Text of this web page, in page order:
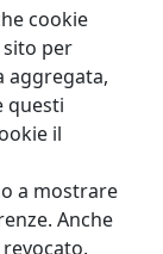
cookie
per
aggregata,
questi
il
a mostrare
Anche